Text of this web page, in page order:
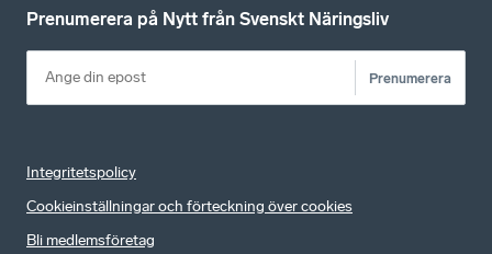
Prenumerera på Nytt från Svenskt Näringsliv
Prenumerera
Integritetspolicy
Cookieinställningar och förteckning över cookies
Bli medlemsföretag